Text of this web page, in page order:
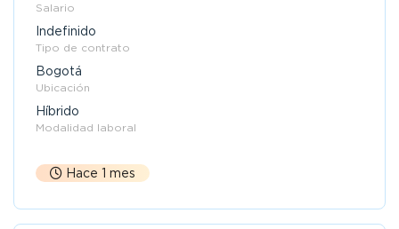
Salario
Indefinido
Tipo de contrato
Bogotá
Ubicación
Híbrido
Modalidad laboral
Hace 1 mes